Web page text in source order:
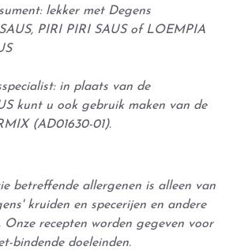
lekker met Degens
PIRI PIRI SAUS of LOEMPIA
in plaats van de
kunt u ook gebruik maken van de
(AD01630-01).
betreffende allergenen is alleen van
kruiden en specerijen en andere
Onze recepten worden gegeven voor
bindende doeleinden.